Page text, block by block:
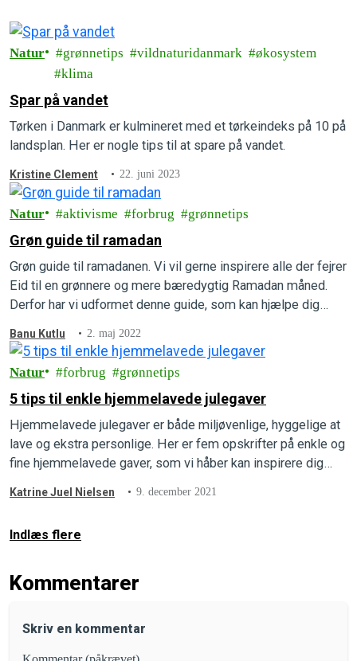
Natur grønnetips vildnaturidanmark
økosystem
klima
Spar på vandet
Tørken i Danmark er kulmineret med et tørkeindeks på 10 på
landsplan. Her er nogle tips til at spare på vandet.
Kristine Clement 22. juni 2023
Natur aktivisme forbrug grønnetips
Grøn guide til ramadan
Grøn guide til ramadanen. Vi vil gerne inspirere alle der fejrer
Eid til en grønnere og mere bæredygtig Ramadan måned.
Derfor har vi udformet denne guide, som kan hjælpe dig
hellige måned, uanset om du er hjemme, i moskeen eller på
farten.
Banu Kutlu 2. maj 2022
Natur forbrug grønnetips
5 tips til enkle hjemmelavede julegaver
Hjemmelavede julegaver er både miljøvenlige, hyggelige at
lave og ekstra personlige. Her er fem opskrifter på enkle og
fine hjemmelavede gaver, som vi håber kan inspirere dig
Katrine Juel Nielsen 9. december 2021
Indlæs flere
Kommentarer
Skriv en kommentar